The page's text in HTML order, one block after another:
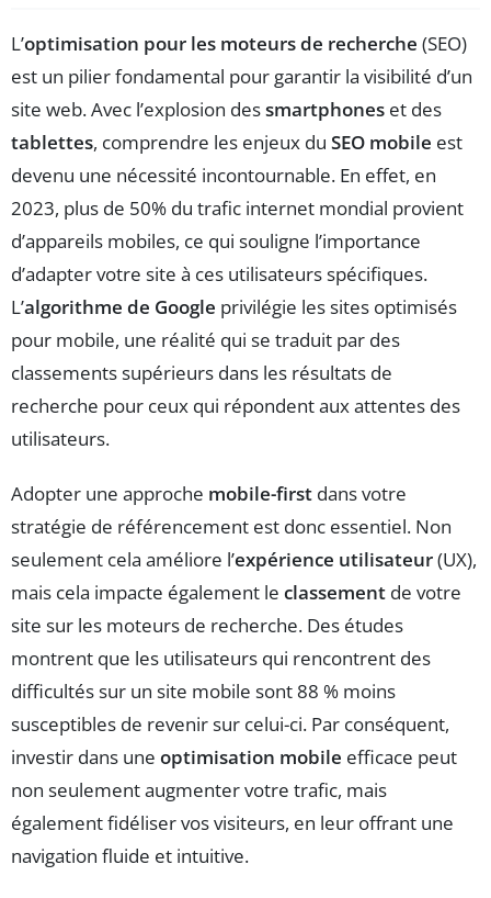
L’optimisation pour les moteurs de recherche (SEO)
est un pilier fondamental pour garantir la visibilité d’un
site web. Avec l’explosion dessmartphones et des
tablettes, comprendre les enjeux du SEO mobile est
devenu une nécessité incontournable. En effet, en
2023, plus de 50% du trafic internet mondial provient
d’appareils mobiles, ce qui souligne l’importance
d’adapter votre site à ces utilisateurs spécifiques.
L’algorithme de Google privilégie les sites optimisés
pour mobile, une réalité qui se traduit par des
classements supérieurs dans les résultats de
recherche pour ceux qui répondent aux attentes des
utilisateurs.
Adopter une approche mobile-first dans votre
stratégie de référencement est donc essentiel. Non
seulement cela améliore l’expérience utilisateur(UX),
mais cela impacte également le classement de votre
site sur les moteurs de recherche. Des études
montrent que les utilisateurs qui rencontrent des
difficultés sur un site mobile sont 88 % moins
susceptibles de revenir sur celui-ci. Par conséquent,
investir dans une optimisation mobile efficace peut
non seulement augmenter votre trafic, mais
également fidéliser vos visiteurs, en leur offrant une
navigation fluide et intuitive.